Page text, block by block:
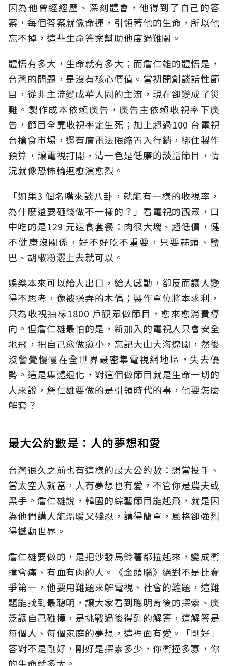
因為他曾經經歷、深刻體會，他得到了自己的答
案，每個答案就像命運，引領著他的生命，所以他
忘不掉，這些生命答案幫助他度過難關。
體悟有多大，生命就有多大；而詹仁雄的體悟是，
台灣的問題，是沒有核心價值。當初開創談話性節
目，從非主流變成華人圈的主流，現在卻變成了災
難。製作成本依賴廣告，廣告主依賴收視率下廣
告，節目全靠收視率定生死；加上超過100 台電視
台搶食市場，還有廣電法限縮置入行銷，綁住製作
預算，讓電視打開，清一色是低廉的談話節目，情
況就像恐怖輪迴愈演愈烈。
「如果3 個名嘴來談八卦，就能有一樣的收視率，
為什麼還要砸錢做不一樣的？」看電視的觀眾，口
中吃的是129 元速食套餐：肉很大塊、超低價，健
不健康沒關係，好不好吃不重要，只要蒜頭、鹽
巴、胡椒粉灑上去就可以。
娛樂本來可以給人出口，給人感動，卻反而讓人變
得不思考，像被操弄的木偶；製作單位將本求利，
只為收視抽樣1800 戶觀眾做節目，愈來愈消費導
向。但詹仁雄最怕的是，新加入的電視人只會安全
地飛，把自己愈做愈小，忘記大山大海遼闊，然後
沒警覺慢慢在全世界最密集電視網地區，失去優
勢。這是集體退化，對這個做節目就是生命一切的
人來說，詹仁雄要做的是引領時代的事，他要怎麼
解套？
最大公約數是：人的夢想和愛
台灣很久之前也有這樣的最大公約數：想當投手、
當太空人就當，人有夢想也有愛，不管你是農夫或
黑手。詹仁雄說，韓國的綜藝節目能起飛，就是因
為他們講人能溫暖又殘忍，講得簡單，風格卻強烈
得撼動世界。
詹仁雄要做的，是把沙發馬鈴薯都拉起來，變成衝
撞會痛、有血有肉的人。《金頭腦》絕對不是比賽
爭第一，他要用難題來解電視、社會的難題，這難
題能找到最聰明，讓大家看到聰明背後的探索、廣
泛讓自己碰撞，是挑戰過後得到的解答，這解答是
每個人、每個家庭的夢想，這裡面有愛。「剛好」
答對不是剛好，剛好是探索多少，你衝撞多寡，你